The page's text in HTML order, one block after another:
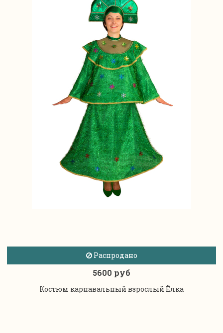
Распродано
5600 руб
Костюм карнавальный взрослый Ёлка